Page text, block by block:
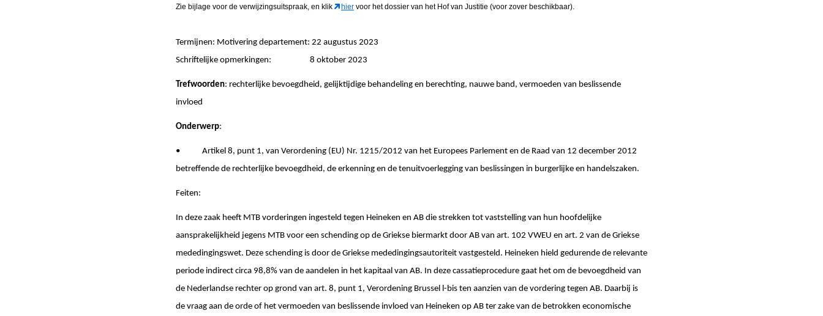
Zie bijlage voor de verwijzingsuitspraak, en klik hier voor het dossier van het Hof van Justitie (voor zover beschikbaar).
Termijnen: Motivering departement: 22 augustus 2023
Schriftelijke opmerkingen: 8 oktober 2023
Trefwoorden: rechterlijke bevoegdheid, gelijktijdige behandeling en berechting, nauwe band, vermoeden van beslissende
invloed
Onderwerp:
• Artikel 8, punt 1, van Verordening (EU) Nr. 1215/2012 van het Europees Parlement en de Raad van 12 december 2012
betreffende de rechterlijke bevoegdheid, de erkenning en de tenuitvoerlegging van beslissingen in burgerlijke en handelszaken.
Feiten:
In deze zaak heeft MTB vorderingen ingesteld tegen Heineken en AB die strekken tot vaststelling van hun hoofdelijke
aansprakelijkheid jegens MTB voor een schending op de Griekse biermarkt door AB van art. 102 VWEU en art. 2 van de Griekse
mededingingswet. Deze schending is door de Griekse mededingingsautoriteit vastgesteld. Heineken hield gedurende de relevante
periode indirect circa 98,8% van de aandelen in het kapitaal van AB. In deze cassatieprocedure gaat het om de bevoegdheid van
de Nederlandse rechter op grond van art. 8, punt 1, Verordening Brussel l-bis ten aanzien van de vordering tegen AB. Daarbij is
de vraag aan de orde of het vermoeden van beslissende invloed van Heineken op AB ter zake van de betrokken economische